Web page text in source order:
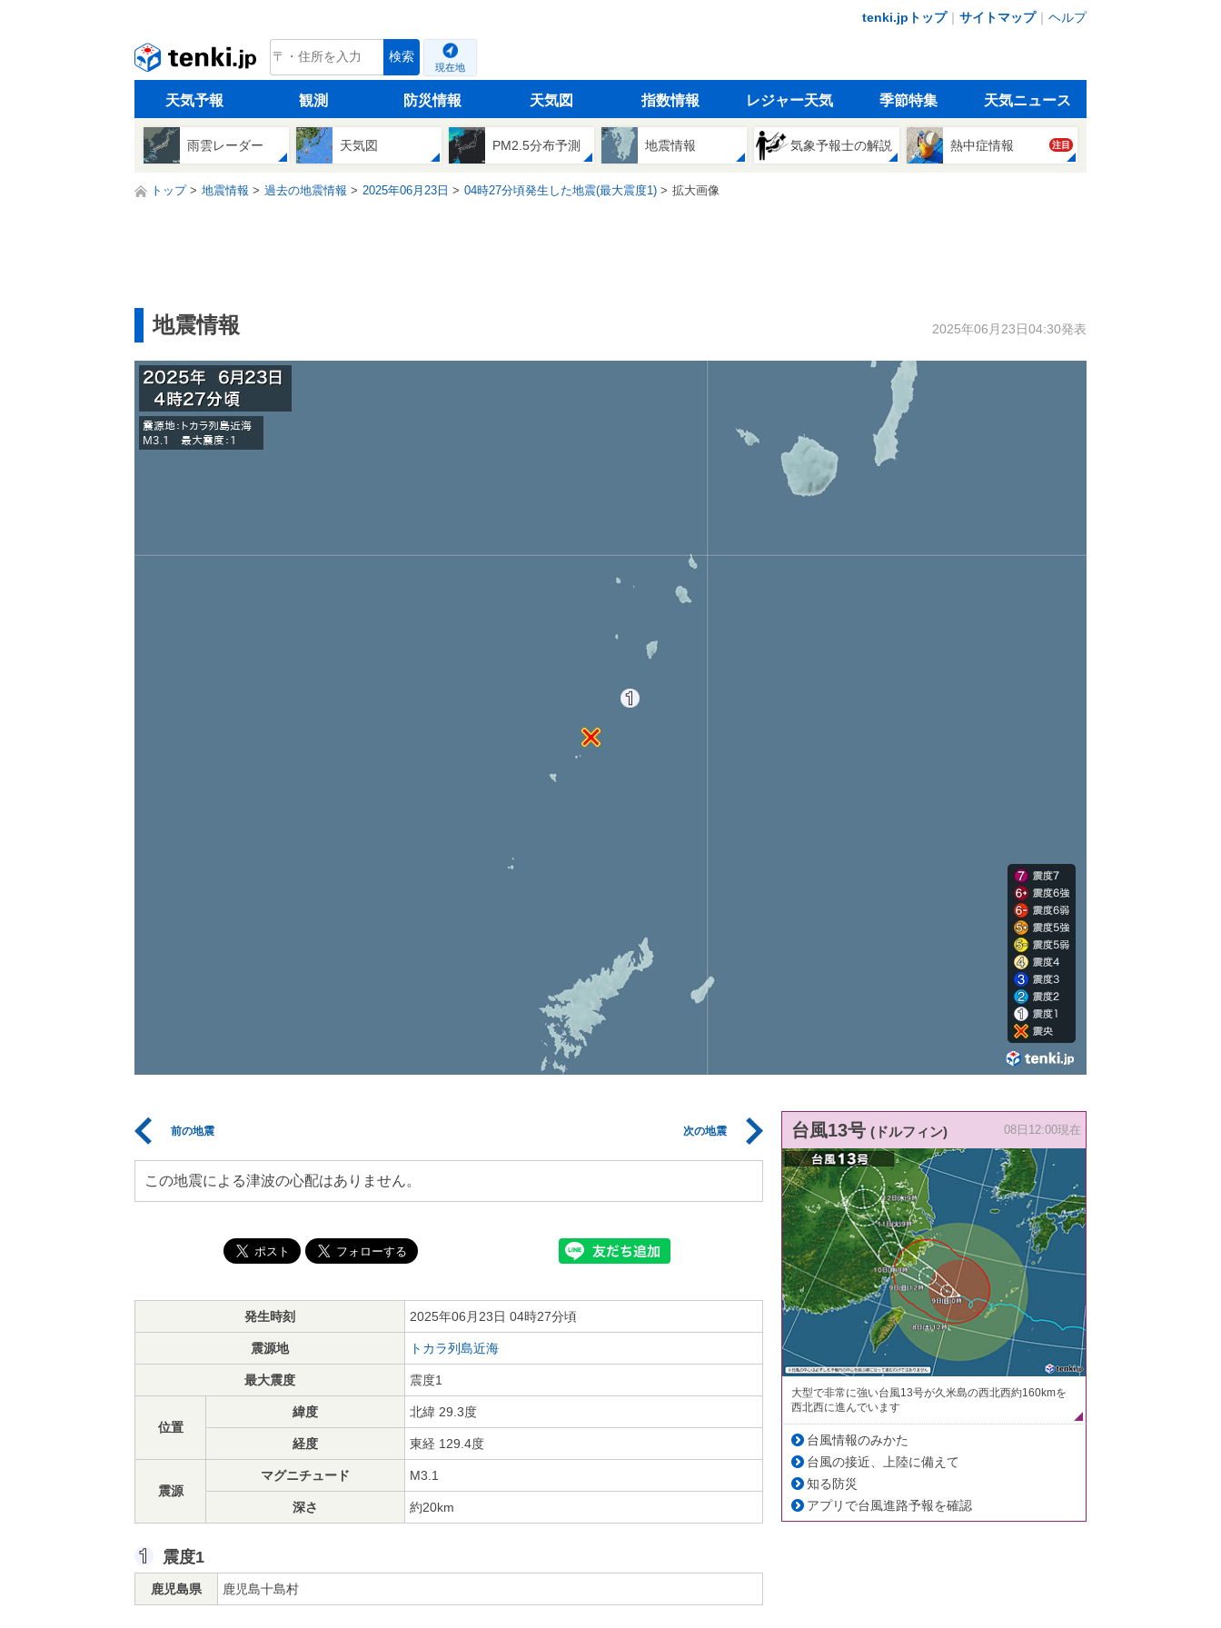
tenki.jpトップ｜ サイトマップ｜ ヘルプ
tenki.jp 検索
現在地
天気予報 観測 防災情報 天気図 指数情報 レジャー天気 季節特集 天気ニュース
雨雲レーダー 天気図 PM2.5分布予測 地震情報 気象予報士の解説 熱中症情報 注目
トップ 地震情報 過去の地震情報 2025年06月23日 04時27分頃発生した地震(最大震度1) 拡大画像
地震情報 2025年06月23日04:30発表
前の地震 次の地震
この地震による津波の心配はありません。
発生時刻 2025年06月23日 04時27分頃
震源地 トカラ列島近海
最大震度 震度1
位置
緯度 北緯 29.3度
経度 東経 129.4度
震源
マグニチュード M3.1
深さ 約20km
震度1
鹿児島県 鹿児島十島村
台風13号 (ドルフィン) 08日12:00現在
大型で非常に強い台風13号が久米島の西北西約160kmを
西北西に進んでいます
台風情報のみかた
台風の接近、上陸に備えて
知る防災
アプリで台風進路予報を確認